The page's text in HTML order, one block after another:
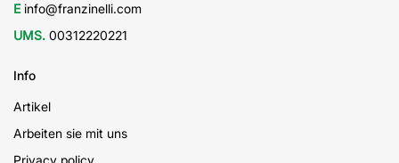
E info@franzinelli.com
UMS. 00312220221
Info
Artikel
Arbeiten sie mit uns
Privacy policy